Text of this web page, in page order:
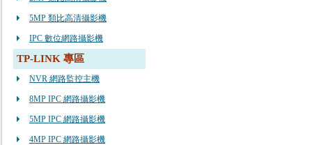
5MP 類比高清攝影機
IPC 數位網路攝影機
TP-LINK 專區
NVR 網路監控主機
8MP IPC 網路攝影機
5MP IPC 網路攝影機
4MP IPC 網路攝影機